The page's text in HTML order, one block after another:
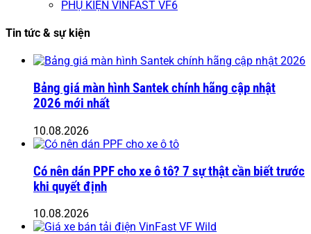
PHỤ KIỆN VINFAST VF6
Tin tức & sự kiện
Bảng giá màn hình Santek chính hãng cập nhật
2026 mới nhất
10.08.2026
Có nên dán PPF cho xe ô tô? 7 sự thật cần biết trước
khi quyết định
10.08.2026